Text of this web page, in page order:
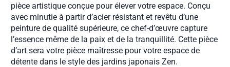
pièce artistique conçue pour élever votre espace. Conçu
avec minutie à partir d’acier résistant et revêtu d’une
peinture de qualité supérieure, ce chef-d’œuvre capture
l’essence même de la paix et de la tranquillité. Cette pièce
d’art sera votre pièce maîtresse pour votre espace de
détente dans le style des jardins japonais Zen.